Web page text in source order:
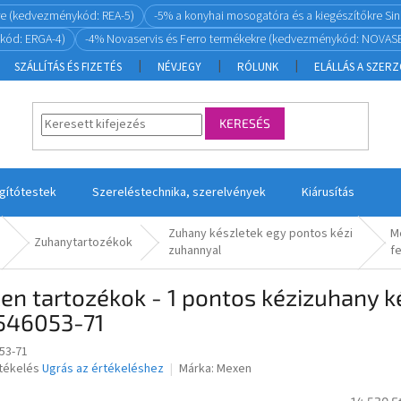
(kedvezménykód: REA-5)
-5% a konyhai mosogatóra és a kiegészítőkre
ERGA-4)
-4% Novaservis és Ferro termékekre (kedvezménykód:
SZÁLLÍTÁS ÉS FIZETÉS NÉVJEGY RÓLUNK ELÁLLÁS A
KERESÉS
Szereléstechnika, szerelvények Kiárusítás
Zuhanytartozékok
Zuhany készletek egy pontos kézi
zuhannyal
tartozékok - 1 pontos kézizuhany
71
71
Ugrás az értékeléshez Márka: Mexen